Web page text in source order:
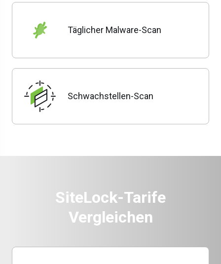
Täglicher Malware-Scan
Schwachstellen-Scan
SiteLock-Tarife
Vergleichen